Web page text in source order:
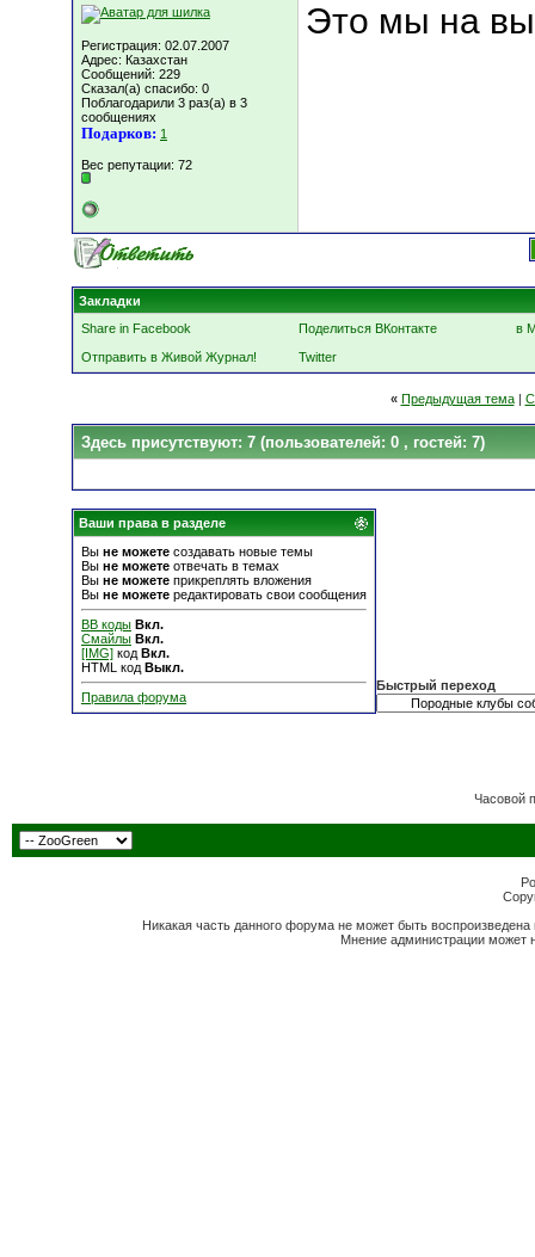
Регистрация: 02.07.2007
Адрес: Казахстан
Сообщений: 229
Сказал(а) спасибо: 0
Поблагодарили 3 раз(а) в 3
сообщениях
Подарков: 1
Вес репутации: 72
Это мы на
Закладки
Share in Facebook
Поделиться ВКонтакте
в
Отправить в Живой Журнал!
Twitter
« Предыдущая тема|
Здесь присутствуют: 7 (пользователей: 0 , гостей: 7)
Ваши права в разделе
Вы не можете создавать новые темы
Вы не можете отвечать в темах
Вы не можете прикреплять вложения
Вы не можете редактировать свои сообщения
BB коды Вкл.
Смайлы Вкл.
[IMG] код Вкл.
HTML код Выкл.
Правила форума
Быстрый переход
Часовой
Никакая часть данного форума не может быть
Мнение администрации может